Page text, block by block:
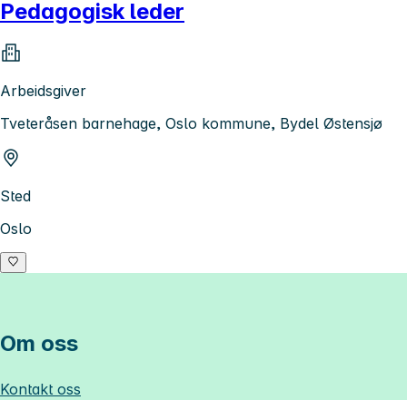
Pedagogisk leder
Arbeidsgiver
Tveteråsen barnehage, Oslo kommune, Bydel Østensjø
Sted
Oslo
Om oss
Kontakt oss